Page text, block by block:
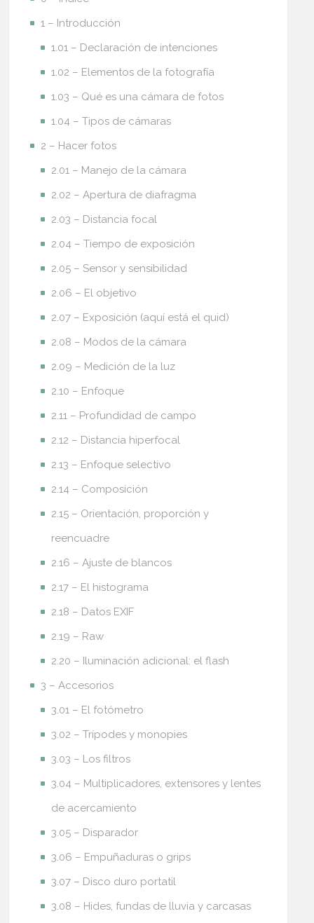
1 – Introducción
1.01 – Declaración de intenciones
1.02 – Elementos de la fotografía
1.03 – Qué es una cámara de fotos
1.04 – Tipos de cámaras
2 – Hacer fotos
2.01 – Manejo de la cámara
2.02 – Apertura de diafragma
2.03 – Distancia focal
2.04 – Tiempo de exposición
2.05 – Sensor y sensibilidad
2.06 – El objetivo
2.07 – Exposición (aquí está el quid)
2.08 – Modos de la cámara
2.09 – Medición de la luz
2.10 – Enfoque
2.11 – Profundidad de campo
2.12 – Distancia hiperfocal
2.13 – Enfoque selectivo
2.14 – Composición
2.15 – Orientación, proporción y
reencuadre
2.16 – Ajuste de blancos
2.17 – El histograma
2.18 – Datos EXIF
2.19 – Raw
2.20 – Iluminación adicional: el flash
3 – Accesorios
3.01 – El fotómetro
3.02 – Trípodes y monopies
3.03 – Los filtros
3.04 – Multiplicadores, extensores y lentes
de acercamiento
3.05 – Disparador
3.06 – Empuñaduras o grips
3.07 – Disco duro portatil
3.08 – Hides, fundas de lluvia y carcasas